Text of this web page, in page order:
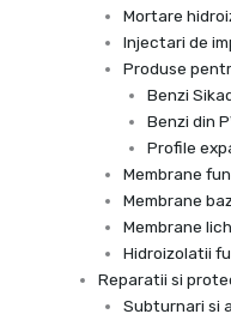
Mortare
Injectari de
Produse
Benzi
Benzi din
Profile
Membrane
Membrane
Membrane
Hidroizolatii
Reparatii si
Subturnari si